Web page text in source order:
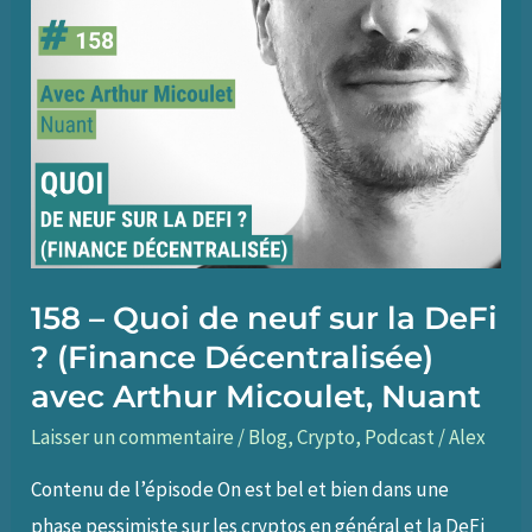
158 – Quoi de neuf sur la DeFi
? (Finance Décentralisée)
avec Arthur Micoulet, Nuant
Laisser un commentaire /Blog,Crypto, Podcast /Alex
Contenu de l’épisode On est bel et bien dans une
phase pessimiste sur les cryptos en général et la DeFi